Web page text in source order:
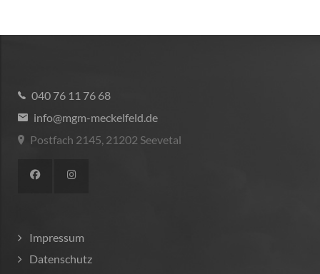
040 76 11 76 68
info@mgm-meckelfeld.de
Postfach 2145, 21202 Seevetal
Impressum
Datenschutz